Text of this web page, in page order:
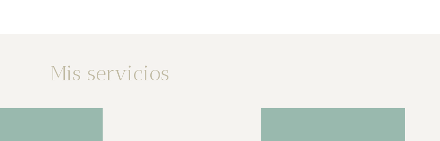
Mis servicios